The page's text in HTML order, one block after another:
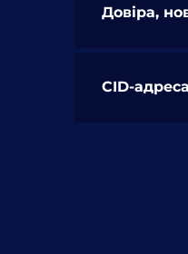
Довіра,
CID-